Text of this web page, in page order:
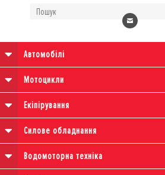
Автомобілі
Мотоцикли
Екіпірування
Силове обладнання
Водомоторна техніка